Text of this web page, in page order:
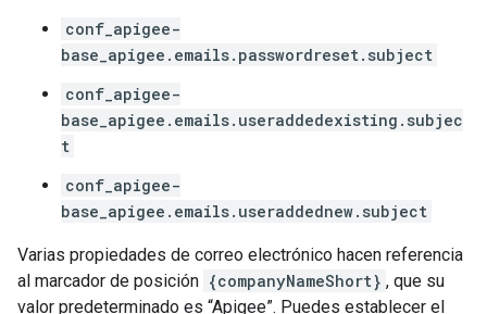
conf_apigee-
base_apigee.emails.passwordreset.subject
conf_apigee-
base_apigee.emails.useraddedexisting.subjec
t
conf_apigee-
base_apigee.emails.useraddednew.subject
Varias propiedades de correo electrónico hacen referencia
al marcador de posición {companyNameShort} , que su
valor predeterminado es “Apigee”. Puedes establecer el